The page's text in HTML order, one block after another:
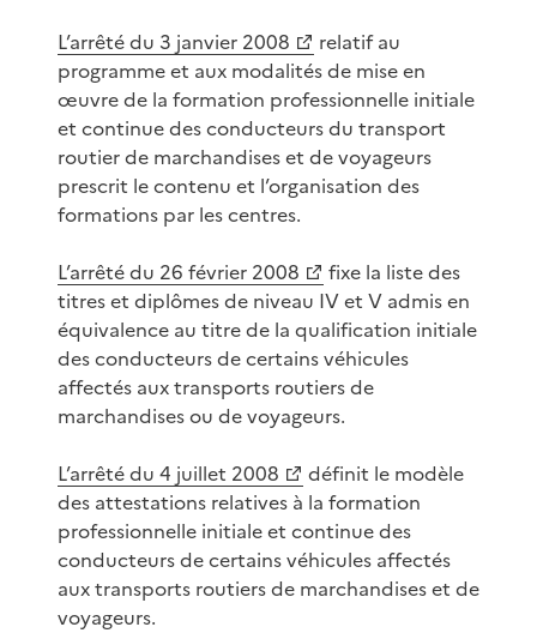
L’arrêté du 3 janvier 2008
relatif au
programme et aux modalités de mise en
œuvre de la formation professionnelle initiale
et continue des conducteurs du transport
routier de marchandises et de voyageurs
prescrit le contenu et l’organisation des
formations par les centres.
L’arrêté du 26 février 2008
fixe la liste des
titres et diplômes de niveau IV et V admis en
équivalence au titre de la qualification initiale
des conducteurs de certains véhicules
affectés aux transports routiers de
marchandises ou de voyageurs.
L’arrêté du 4 juillet 2008
définit le modèle
des attestations relatives à la formation
professionnelle initiale et continue des
conducteurs de certains véhicules affectés
aux transports routiers de marchandises et de
voyageurs.